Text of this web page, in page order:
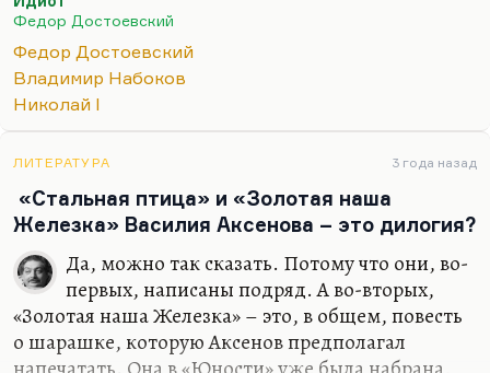
под диктовку и застенографированных,— это
больше подходит для публицистики, для
изложения всегда очень изобретательного,
насмешливого изложения некоего мнения,
единого, монологического. Все герои у него
нему верны слова Толстого:
Он думает, если он
сам болен, то и…
Федор Достоевский
Федор Достоевский
Владимир Набоков
Николай I
ЛИТЕРАТУРА 3 года назад
«Стальная птица» и «Золотая наша
Железка» Василия Аксенова – это дилогия?
Да, можно так сказать. Потому что они, во-
первых, написаны подряд. А во-вторых,
«Золотая наша Железка» – это, в общем, повесть
о шарашке, которую Аксенов предполагал